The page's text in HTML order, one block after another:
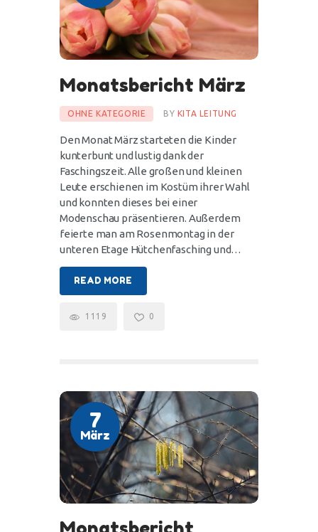
Monatsbericht März
OHNE KATEGORIE BY KITA LEITUNG
Den Monat März starteten die Kinder
kunterbunt und lustig dank der
Faschingszeit. Alle großen und kleinen
Leute erschienen im Kostüm ihrer Wahl
und konnten dieses bei einer
Modenschau präsentieren. Außerdem
feierte man am Rosenmontag in der
unteren Etage Hütchenfasching und…
READ MORE
1119 0
7
März